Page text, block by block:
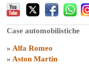
Case automobilistiche
» Alfa Romeo
» Aston Martin